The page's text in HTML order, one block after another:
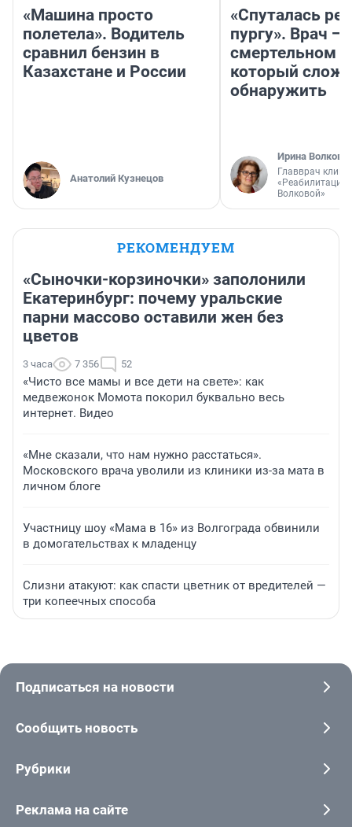
«Машина просто
полетела». Водитель
сравнил бензин в
Казахстане и России
Анатолий Кузнецов
«Спуталась
пургу». Врач —
смертельном
который
обнаружить
Ирина Волкова
Главврач
«Реабилитация
Волковой»
РЕКОМЕНДУЕМ
«Сыночки-корзиночки» заполонили
Екатеринбург: почему уральские
парни массово оставили жен без
цветов
3 часа 7 356 52
«Чисто все мамы и все дети на свете»: как
медвежонок Момота покорил буквально весь
интернет. Видео
«Мне сказали, что нам нужно расстаться».
Московского врача уволили из клиники из-за мата в
личном блоге
Участницу шоу «Мама в 16» из Волгограда обвинили
в домогательствах к младенцу
Слизни атакуют: как спасти цветник от вредителей —
три копеечных способа
Подписаться на новости
Сообщить новость
Рубрики
Реклама на сайте